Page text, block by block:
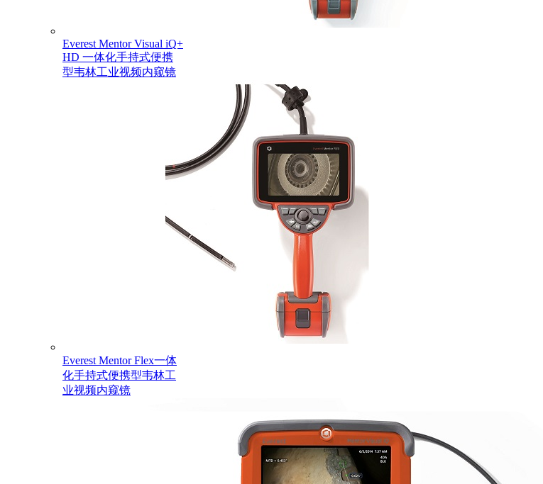
Everest Mentor Visual iQ+
HD 一体化手持式便携
型韦林工业视频内窥镜
Everest Mentor Flex一体
化手持式便携型韦林工
业视频内窥镜